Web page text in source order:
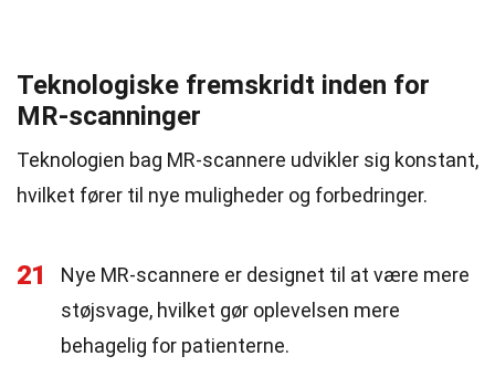
Teknologiske fremskridt inden for
MR-scanninger
Teknologien bag MR-scannere udvikler sig konstant,
hvilket fører til nye muligheder og forbedringer.
21
Nye MR-scannere er designet til at være mere
støjsvage, hvilket gør oplevelsen mere
behagelig for patienterne.